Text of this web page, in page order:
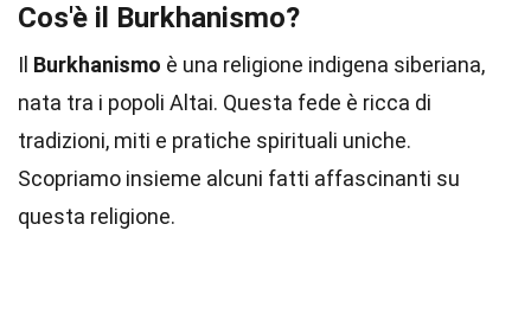
Cos'è il Burkhanismo?
Il Burkhanismo è una religione indigena siberiana,
nata tra i popoli Altai. Questa fede è ricca di
tradizioni, miti e pratiche spirituali uniche.
Scopriamo insieme alcuni fatti affascinanti su
questa religione.